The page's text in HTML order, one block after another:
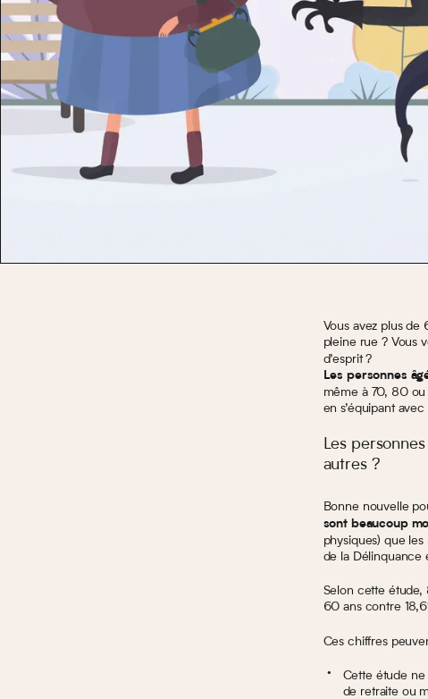
Vous avez plus de
pleine rue ? Vous
d’esprit ?
Les personnes
même à 70, 80 ou
en s’équipant
Les
autres ?
Bonne nouvelle
sont beaucoup
physiques) que les
de la Délinquance
Selon cette étude,
60 ans contre
Ces chiffres
Cette étude ne
de retraite ou